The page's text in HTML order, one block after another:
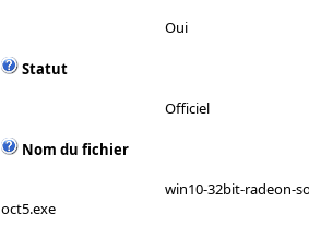
Oui
Statut
Officiel
Nom du fichier
win10-32bit-radeon-
oct5.exe